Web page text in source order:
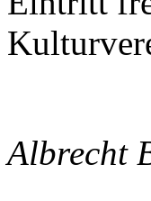
Albrecht